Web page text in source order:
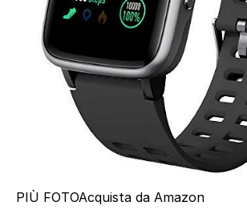
PIÙ FOTOAcquista da Amazon